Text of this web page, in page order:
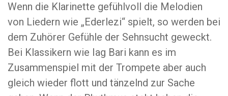
Wenn die Klarinette gefühlvoll die Melodien
von Liedern wie „Ederlezi“ spielt, so werden bei
dem Zuhörer Gefühle der Sehnsucht geweckt.
Bei Klassikern wie Iag Bari kann es im
Zusammenspiel mit der Trompete aber auch
gleich wieder flott und tänzelnd zur Sache